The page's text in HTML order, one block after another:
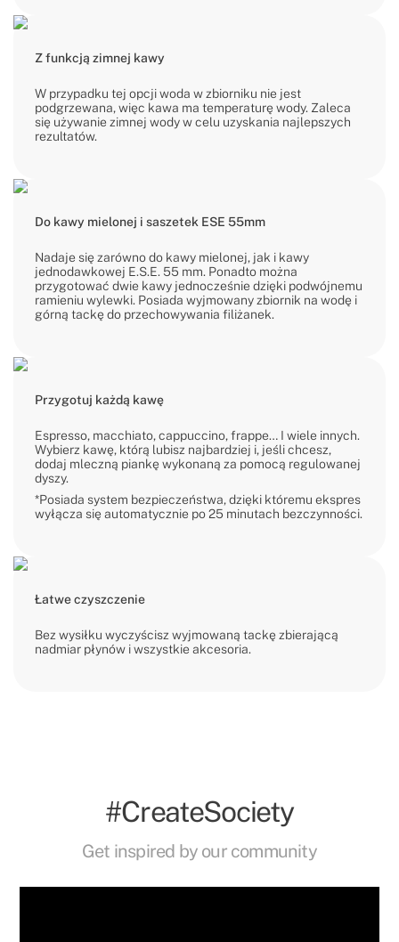
Z funkcją zimnej kawy
W przypadku tej opcji woda w zbiorniku nie jest
podgrzewana, więc kawa ma temperaturę wody. Zaleca
się używanie zimnej wody w celu uzyskania najlepszych
rezultatów.
Do kawy mielonej i saszetek ESE 55mm
Nadaje się zarówno do kawy mielonej, jak i kawy
jednodawkowej E.S.E. 55 mm. Ponadto można
przygotować dwie kawy jednocześnie dzięki podwójnemu
ramieniu wylewki. Posiada wyjmowany zbiornik na wodę i
górną tackę do przechowywania filiżanek.
Przygotuj każdą kawę
Espresso, macchiato, cappuccino, frappe… I wiele innych.
Wybierz kawę, którą lubisz najbardziej i, jeśli chcesz,
dodaj mleczną piankę wykonaną za pomocą regulowanej
dyszy.
*Posiada system bezpieczeństwa, dzięki któremu ekspres
wyłącza się automatycznie po 25 minutach bezczynności.
Łatwe czyszczenie
Bez wysiłku wyczyścisz wyjmowaną tackę zbierającą
nadmiar płynów i wszystkie akcesoria.
#CreateSociety
Get inspired by our community